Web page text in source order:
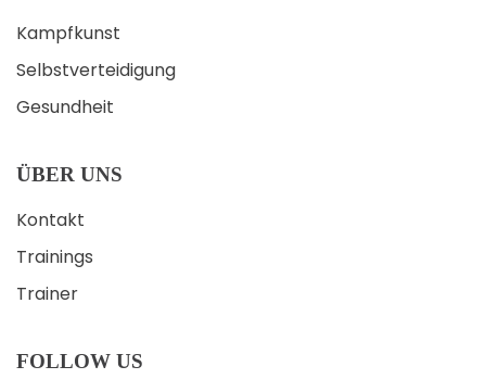
Kampfkunst
Selbstverteidigung
Gesundheit
ÜBER UNS
Kontakt
Trainings
Trainer
FOLLOW US